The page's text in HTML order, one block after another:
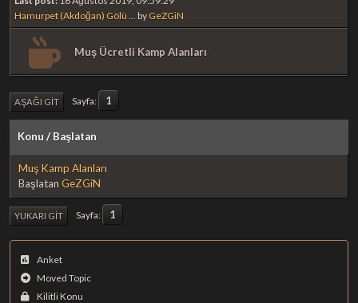
Hamurpet (Akdoğan) Gölü ... by GeZGiN
Muş Ücretli Kamp Alanları
AŞAĞI GIT Sayfa 1
Konu / Başlatan
Muş Kamp Alanları
Başlatan GeZGiN
YUKARI GIT Sayfa 1
Anket
Moved Topic
Kilitli Konu